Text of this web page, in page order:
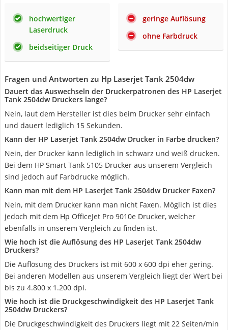
hochwertiger
Laserdruck
beidseitiger Druck
geringe Auflösung
ohne Farbdruck
Fragen und Antworten zu Hp Laserjet Tank 2504dw
Dauert das Auswechseln der Druckerpatronen des HP Laserjet
Tank 2504dw Druckers lange?
Nein, laut dem Hersteller ist dies beim Drucker sehr einfach
und dauert lediglich 15 Sekunden.
Kann der HP Laserjet Tank 2504dw Drucker in Farbe drucken?
Nein, der Drucker kann lediglich in schwarz und weiß drucken.
Bei dem HP Smart Tank 5105 Drucker aus unserem Vergleich
sind jedoch auf Farbdrucke möglich.
Kann man mit dem HP Laserjet Tank 2504dw Drucker Faxen?
Nein, mit dem Drucker kann man nicht Faxen. Möglich ist dies
jedoch mit dem Hp OfficeJet Pro 9010e Drucker, welcher
ebenfalls in unserem Vergleich zu finden ist.
Wie hoch ist die Auflösung des HP Laserjet Tank 2504dw
Druckers?
Die Auflösung des Druckers ist mit 600 x 600 dpi eher gering.
Bei anderen Modellen aus unserem Vergleich liegt der Wert bei
bis zu 4.800 x 1.200 dpi.
Wie hoch ist die Druckgeschwindigkeit des HP Laserjet Tank
2504dw Druckers?
Die Druckgeschwindigkeit des Druckers liegt mit 22 Seiten/min